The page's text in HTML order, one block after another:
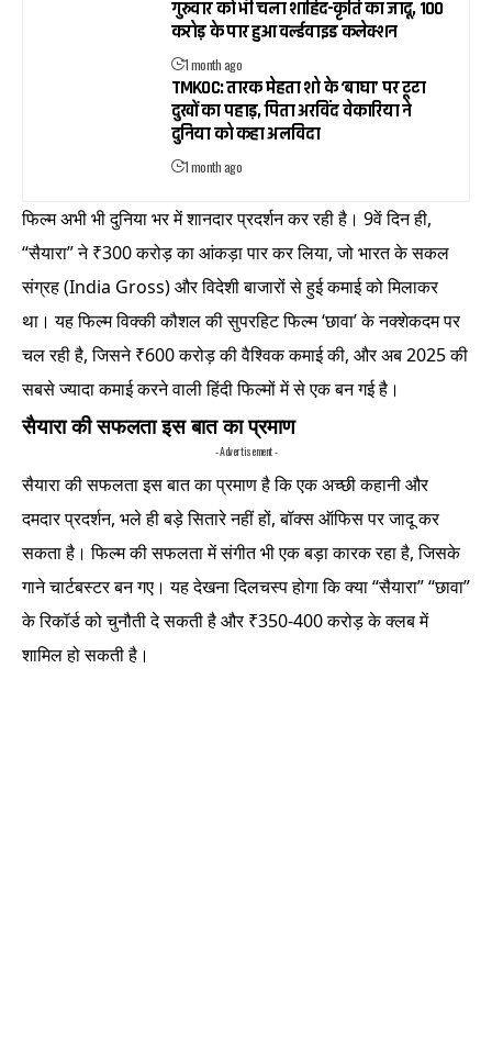
गुरुवार को भी चला शाहिद-कृति का जादू, 100
करोड़ के पार हुआ वर्ल्डवाइड कलेक्शन
1 month ago
TMKOC: तारक मेहता शो के ‘बाघा’ पर टूटा
दुखों का पहाड़, पिता अरविंद वेकारिया ने
दुनिया को कहा अलविदा
1 month ago
फिल्म अभी भी दुनिया भर में शानदार प्रदर्शन कर रही है। 9वें दिन ही,
“सैयारा” ने ₹300 करोड़ का आंकड़ा पार कर लिया, जो भारत के सकल
संग्रह (India Gross) और विदेशी बाजारों से हुई कमाई को मिलाकर
था। यह फिल्म विक्की कौशल की सुपरहिट फिल्म ‘छावा’ के नक्शेकदम पर
चल रही है, जिसने ₹600 करोड़ की वैश्विक कमाई की, और अब 2025 की
सबसे ज्यादा कमाई करने वाली हिंदी फिल्मों में से एक बन गई है।
सैयारा की सफलता इस बात का प्रमाण
- Advertisement -
सैयारा की सफलता इस बात का प्रमाण है कि एक अच्छी कहानी और
दमदार प्रदर्शन, भले ही बड़े सितारे नहीं हों, बॉक्स ऑफिस पर जादू कर
सकता है। फिल्म की सफलता में संगीत भी एक बड़ा कारक रहा है, जिसके
गाने चार्टबस्टर बन गए। यह देखना दिलचस्प होगा कि क्या “सैयारा” “छावा”
के रिकॉर्ड को चुनौती दे सकती है और ₹350-400 करोड़ के क्लब में
शामिल हो सकती है।